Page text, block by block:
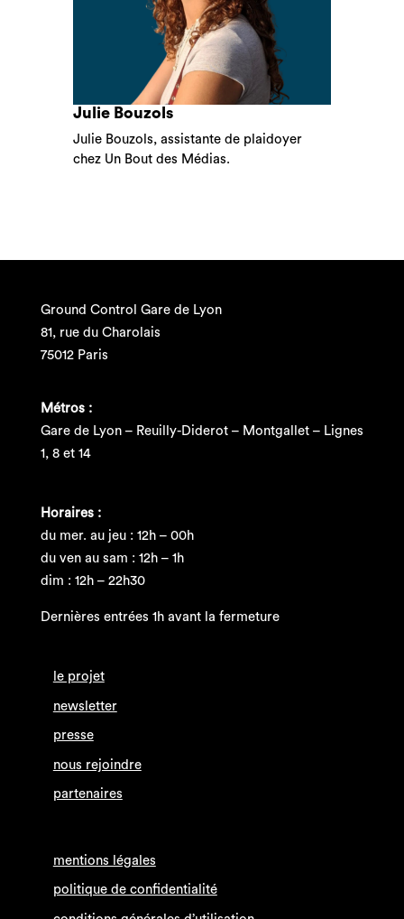
Julie Bouzols
Julie Bouzols, assistante de plaidoyer
chez Un Bout des Médias.
Ground Control Gare de Lyon
81, rue du Charolais
75012 Paris
Métros :
Gare de Lyon – Reuilly-Diderot – Montgallet – Lignes
1, 8 et 14
Horaires :
du mer. au jeu : 12h – 00h
du ven au sam : 12h – 1h
dim : 12h – 22h30
Dernières entrées 1h avant la fermeture
le projet
newsletter
presse
nous rejoindre
partenaires
mentions légales
politique de confidentialité